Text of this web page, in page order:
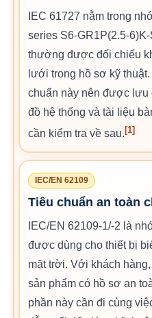
IEC 61727 nằm trong
series S6-GR1P(2.5-
thường được đối chiếu
lưới trong hồ sơ kỹ
chuẩn này nên được lưu
đồ hệ thống và tài liệu
cần kiểm tra về sau.[1]
IEC/EN 62109
Tiêu chuẩn an toàn
IEC/EN 62109-1/-2 là
được dùng cho thiết bị
mặt trời. Với khách
sản phẩm có hồ sơ an
phần này cần đi cùng